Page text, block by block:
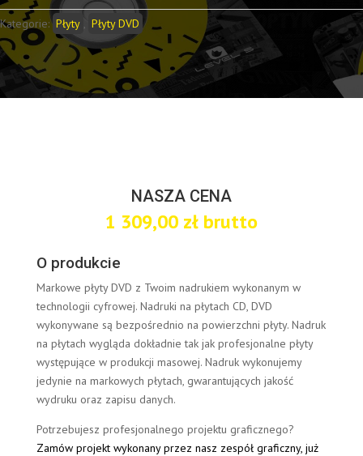
Kategorie: Płyty , Płyty DVD
NASZA CENA
1 309,00 zł brutto
O produkcie
Markowe płyty DVD z Twoim nadrukiem wykonanym w
technologii cyfrowej. Nadruki na płytach CD, DVD
wykonywane są bezpośrednio na powierzchni płyty. Nadruk
na płytach wygląda dokładnie tak jak profesjonalne płyty
występujące w produkcji masowej. Nadruk wykonujemy
jedynie na markowych płytach, gwarantujących jakość
wydruku oraz zapisu danych.
Potrzebujesz profesjonalnego projektu graficznego?
Zamów projekt wykonany przez nasz zespół graficzny, już